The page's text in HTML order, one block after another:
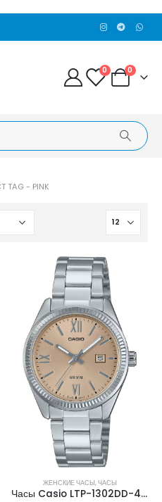
0 0
TAG - PINK
ЖЕНСКИЕ ЧАСЫ,ЧАСЫ
Часы Casio LTP-1302DD-4A1VDF